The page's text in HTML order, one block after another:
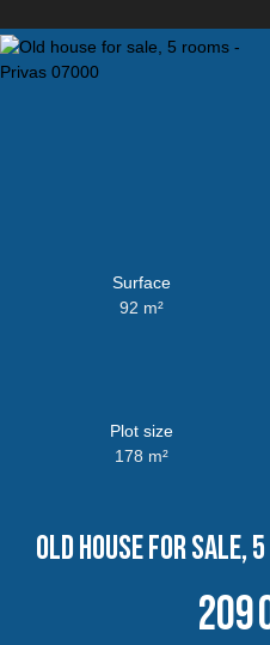
Surface
92 m²
Plot size
178 m²
Old house for sale,
209